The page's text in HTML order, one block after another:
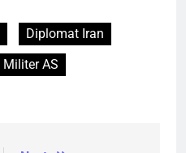
Diplomat Iran
Militer AS